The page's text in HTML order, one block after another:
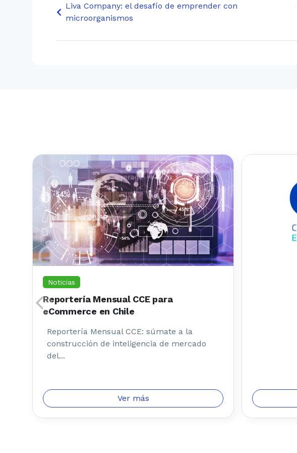
Liva Company: el desafío de emprender con
microorganismos
Noticias
Reportería Mensual CCE para
eCommerce en Chile
Reportería Mensual CCE: súmate a la
construcción de inteligencia de mercado
del...
Ver más